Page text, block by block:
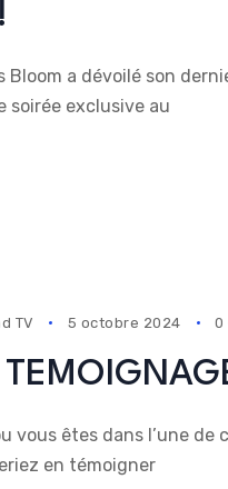
Bloom a dévoilé son
soirée exclusive au
TV 5 octobre 2024 0
vous êtes dans l’une de
en témoigner